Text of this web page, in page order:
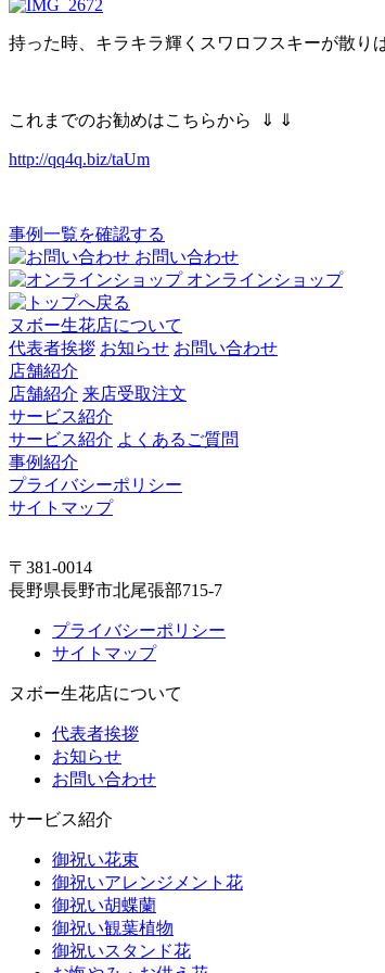
持った時、キラキラ輝くスワロフスキーが散り
これまでのお勧めはこちらから ⇓ ⇓
http://qq4q.biz/taUm
事例一覧を確認する
お問い合わせ
オンラインショップ
ヌボー生花店について
代表者挨拶 お知らせ お問い合わせ
店舗紹介
店舗紹介 来店受取注文
サービス紹介
サービス紹介 よくあるご質問
事例紹介
プライバシーポリシー
サイトマップ
〒381-0014
長野県長野市北尾張部715-7
プライバシーポリシー
サイトマップ
ヌボー生花店について
代表者挨拶
お知らせ
お問い合わせ
サービス紹介
御祝い花束
御祝いアレンジメント花
御祝い胡蝶蘭
御祝い観葉植物
御祝いスタンド花